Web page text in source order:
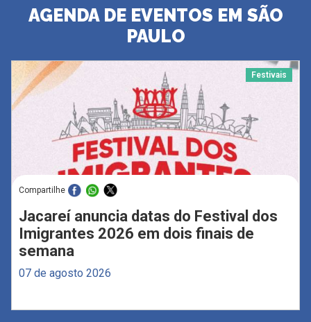
AGENDA DE EVENTOS EM SÃO
PAULO
Festivais
Compartilhe
Jacareí anuncia datas do Festival dos
Imigrantes 2026 em dois finais de
semana
07 de agosto 2026